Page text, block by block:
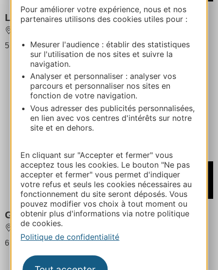
Pour améliorer votre expérience, nous et nos
partenaires utilisons des cookies utiles pour :
Mesurer l'audience : établir des statistiques
sur l'utilisation de nos sites et suivre la
navigation.
Analyser et personnaliser : analyser vos
parcours et personnaliser nos sites en
fonction de votre navigation.
Vous adresser des publicités personnalisées,
en lien avec vos centres d'intérêts sur notre
site et en dehors.
En cliquant sur "Accepter et fermer" vous
acceptez tous les cookies. Le bouton "Ne pas
accepter et fermer" vous permet d'indiquer
votre refus et seuls les cookies nécessaires au
fonctionnement du site seront déposés. Vous
pouvez modifier vos choix à tout moment ou
obtenir plus d'informations via notre politique
de cookies.
Politique de confidentialité
Le Chalet d'Ereou
5 personnes au maximum
À partir de
/ Semaine
Gîte la maison de lou 6 personnes
ORGEIX
6 personnes au maximum